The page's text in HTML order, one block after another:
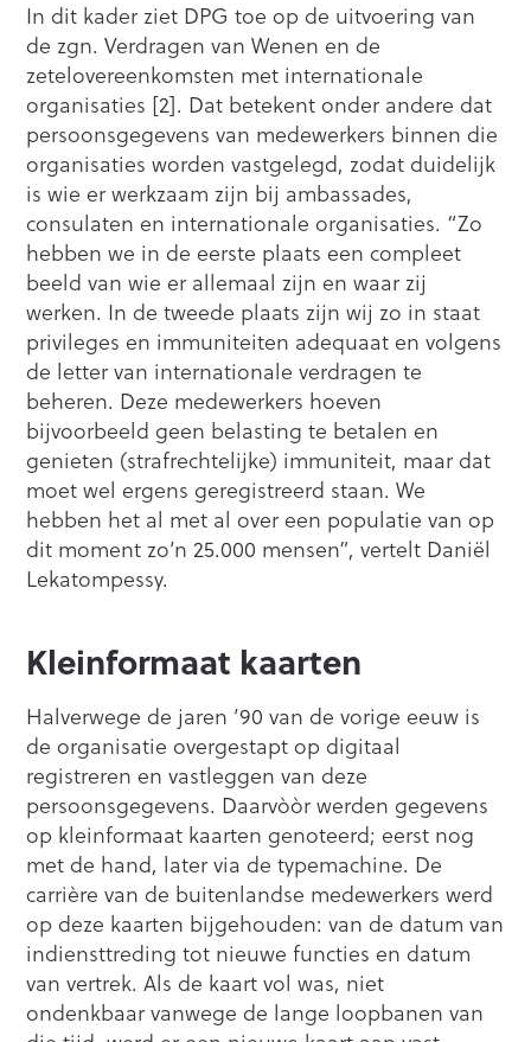
In dit kader ziet DPG toe op de uitvoering van
de zgn. Verdragen van Wenen en de
zetelovereenkomsten met internationale
organisaties [2]. Dat betekent onder andere dat
persoonsgegevens van medewerkers binnen die
organisaties worden vastgelegd, zodat duidelijk
is wie er werkzaam zijn bij ambassades,
consulaten en internationale organisaties. “Zo
hebben we in de eerste plaats een compleet
beeld van wie er allemaal zijn en waar zij
werken. In de tweede plaats zijn wij zo in staat
privileges en immuniteiten adequaat en volgens
de letter van internationale verdragen te
beheren. Deze medewerkers hoeven
bijvoorbeeld geen belasting te betalen en
genieten (strafrechtelijke) immuniteit, maar dat
moet wel ergens geregistreerd staan. We
hebben het al met al over een populatie van op
dit moment zo’n 25.000 mensen”, vertelt Daniël
Lekatompessy.
Kleinformaat kaarten
Halverwege de jaren ’90 van de vorige eeuw is
de organisatie overgestapt op digitaal
registreren en vastleggen van deze
persoonsgegevens. Daarvòòr werden gegevens
op kleinformaat kaarten genoteerd; eerst nog
met de hand, later via de typemachine. De
carrière van de buitenlandse medewerkers werd
op deze kaarten bijgehouden: van de datum van
indiensttreding tot nieuwe functies en datum
van vertrek. Als de kaart vol was, niet
ondenkbaar vanwege de lange loopbanen van